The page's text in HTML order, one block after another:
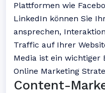
Plattformen wie
LinkedIn können Sie
ansprechen,
Traffic auf Ihrer
Media ist ein wichtiger
Online Marketing
Content-